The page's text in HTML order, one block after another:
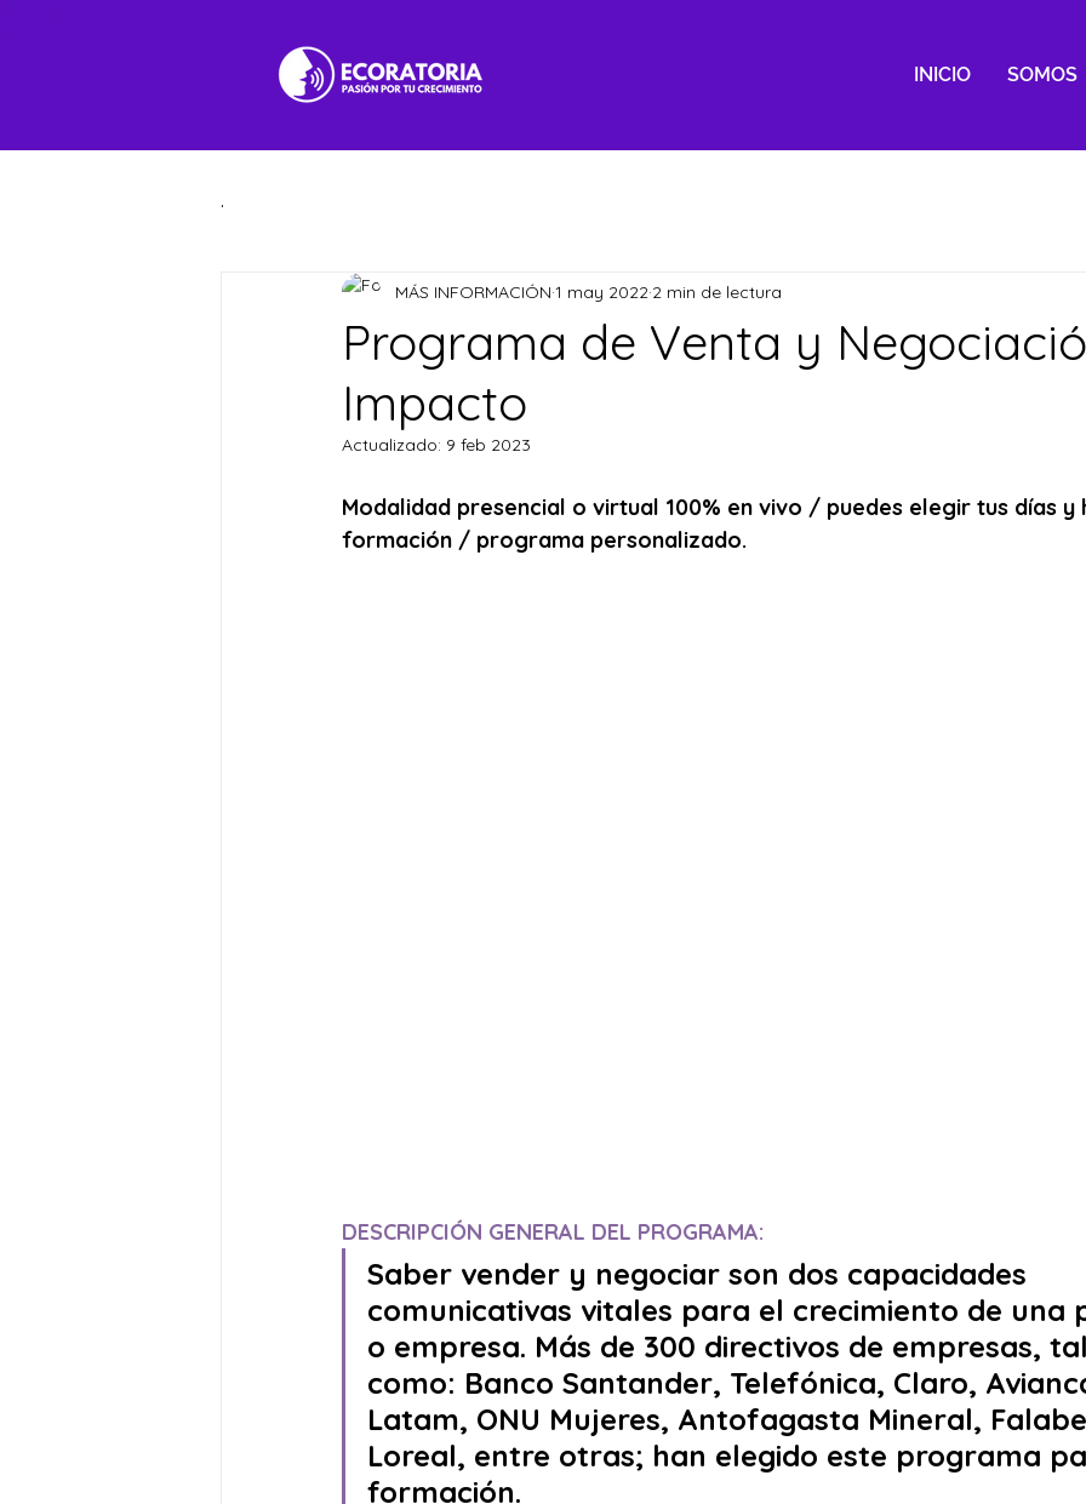
INICIO SOMOS
.
Programa de Venta y
Impacto
MÁS INFORMACIÓN 1 may 2022 2 min de lectura
Actualizado: 9 feb 2023
Modalidad presencial o virtual 100% en vivo / puedes elegir tus días y
formación / programa personalizado.
DESCRIPCIÓN GENERAL DEL PROGRAMA:
Saber vender y negociar son dos capacidades
comunicativas vitales para el crecimiento de una
o empresa. Más de 300 directivos de empresas,
como: Banco Santander, Telefónica, Claro,
Latam, ONU Mujeres, Antofagasta Mineral,
Loreal, entre otras; han elegido este programa
formación.